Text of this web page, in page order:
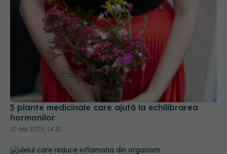
5 plante medicinale care ajută la echilibrarea
hormonilor
10 sep 2025, 14:10